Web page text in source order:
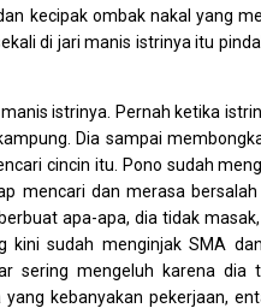
kecipak ombak nakal yang
di jari manis istrinya itu
istrinya. Pernah ketika
Dia sampai
cincin itu. Pono sudah
mencari dan merasa
apa-apa, dia tidak
kini sudah menginjak SMA
sering mengeluh karena dia
kebanyakan pekerjaan,